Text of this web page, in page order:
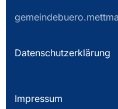
Datenschutzerklärung
Impressum